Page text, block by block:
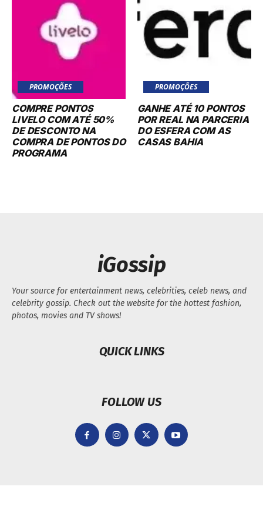
PROMOÇÕES
COMPRE PONTOS
LIVELO COM ATÉ 50%
DE DESCONTO NA
COMPRA DE PONTOS DO
PROGRAMA
PROMOÇÕES
GANHE ATÉ 10 PONTOS
POR REAL NA PARCERIA
DO ESFERA COM AS
CASAS BAHIA
iGossip
Your source for entertainment news, celebrities, celeb news, and
celebrity gossip. Check out the website for the hottest fashion,
photos, movies and TV shows!
QUICK LINKS
FOLLOW US